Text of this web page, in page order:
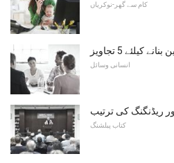
کام سے گھر-نوکریاں
کیلئے 5 تجاویز
انسانی وسائل
ریڈنگنگ کی ترتیب
کتاب پبلشنگ